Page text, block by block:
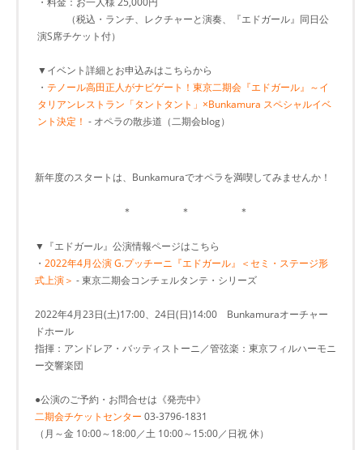
（税込・ランチ、レクチャーと演奏、『エドガール』同日公
演S席チケット付）
▼イベント詳細とお申込みはこちらから
・ テノール高田正人がナビゲート！東京二期会『エドガール』～イ
タリアンレストラン「タントタント」×Bunkamura スペシャルイベ
ント決定！ - オペラの散歩道（二期会blog）
新年度のスタートは、Bunkamuraでオペラを満喫してみませんか！
＊ ＊ ＊
▼『エドガール』公演情報ページはこちら
・ 2022年4月公演 G.プッチーニ『エドガール』＜セミ・ステージ形
式上演＞ - 東京二期会コンチェルタンテ・シリーズ
2022年4月23日(土)17:00、24日(日)14:00 Bunkamuraオーチャー
ドホール
指揮：アンドレア・バッティストーニ／管弦楽：東京フィルハーモニ
ー交響楽団
●公演のご予約・お問合せは《発売中》
二期会チケットセンター 03-3796-1831
（月～金 10:00～18:00／土 10:00～15:00／日祝 休）